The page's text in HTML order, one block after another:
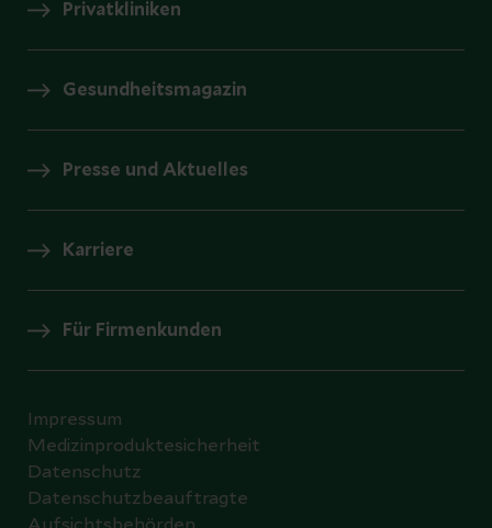
Privatkliniken
Gesundheitsmagazin
Presse und Aktuelles
Karriere
Für Firmenkunden
Impressum
Medizinproduktesicherheit
Datenschutz
Datenschutzbeauftragte